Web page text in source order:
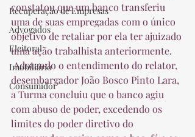
Recuperação de Empresas
Advogados
Eleitoral
Imobiliário
Consumidor
constatou que um banco transferiu
uma de suas empregadas com o único
objetivo de retaliar por ela ter ajuizado
uma ação trabalhista anteriormente.
Adotando o entendimento do relator,
desembargador João Bosco Pinto Lara,
a Turma concluiu que o banco agiu
com abuso de poder, excedendo os
limites do poder diretivo do